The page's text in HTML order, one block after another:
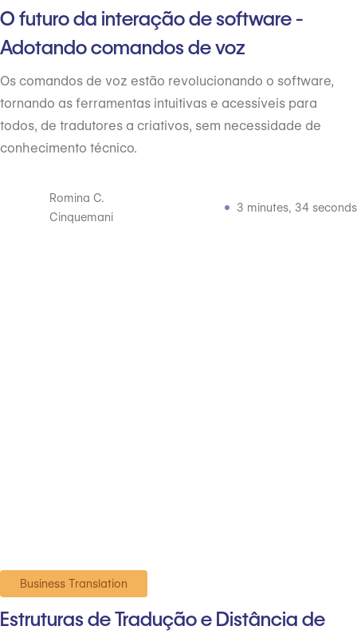
O futuro da interação de software -
Adotando comandos de voz
Os comandos de voz estão revolucionando o software,
tornando as ferramentas intuitivas e acessíveis para
todos, de tradutores a criativos, sem necessidade de
conhecimento técnico.
Romina C.
Cinquemani
3 minutes, 34 seconds
Business Translation
Estruturas de Tradução e Distância de